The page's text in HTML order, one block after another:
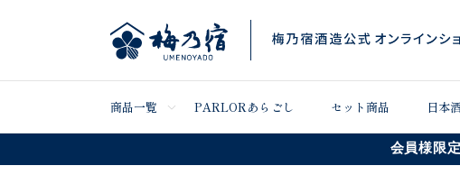
商品一覧 PARLORあらごし セット商品 日本酒
会員様限